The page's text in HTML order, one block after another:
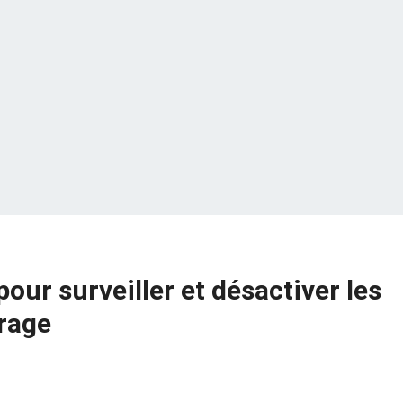
surveiller et désactiver les